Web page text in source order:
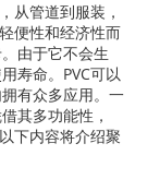
从管道到服装，
便性和经济性而
由于它不会生
寿命。PVC可以
有众多应用。一
其多功能性，
下内容将介绍聚